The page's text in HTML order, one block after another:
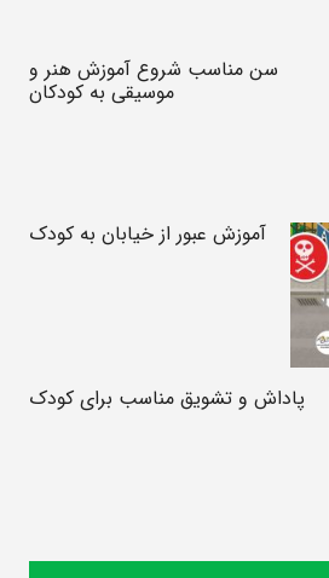
سن مناسب شروع آموزش هنر و
موسیقی به کودکان
آموزش عبور از خیابان به کودک
پاداش و تشویق مناسب برای کودک